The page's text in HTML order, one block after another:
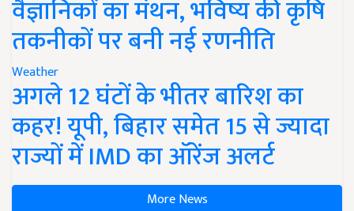
वैज्ञानिकों का मंथन, भविष्य की कृषि
तकनीकों पर बनी नई रणनीति
Weather
अगले 12 घंटों के भीतर बारिश का
कहर! यूपी, बिहार समेत 15 से ज्यादा
राज्यों में IMD का ऑरेंज अलर्ट
More News